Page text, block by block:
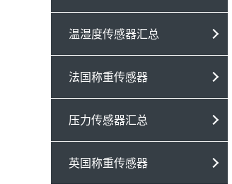
温湿度传感器汇总
法国称重传感器
压力传感器汇总
英国称重传感器